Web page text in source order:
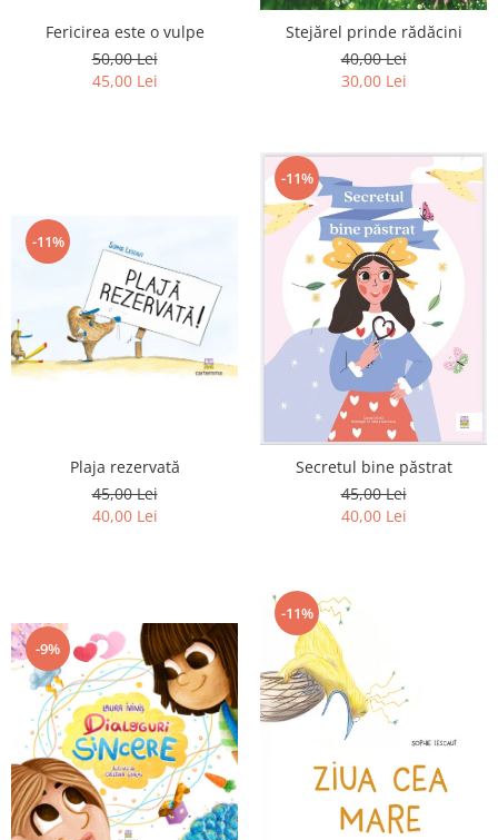
Editura Sophia
Editura Usborne
Fericirea este o vulpe
50,00 Lei
45,00 Lei
Stejărel prinde rădăcini
40,00 Lei
30,00 Lei
-11%
Plaja rezervată
45,00 Lei
40,00 Lei
-11%
Secretul bine păstrat
45,00 Lei
40,00 Lei
-9%
-11%